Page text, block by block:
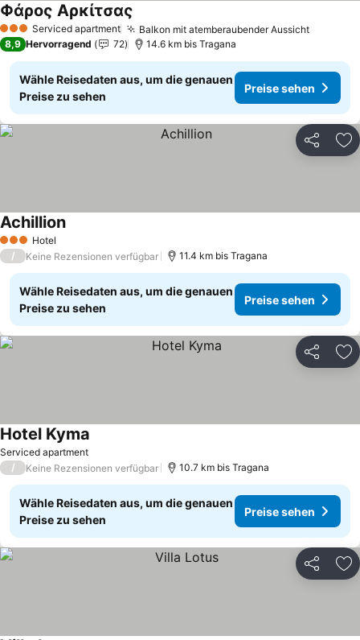
3 SterneServiced apartment Balkon mit atemberaubender Aussicht
Φάρος Αρκίτσας
8,9 Hervorragend 72 14.6 km bis Tragana
Wähle Reisedaten aus, um die genauen
Preise zu sehen
Preise sehen
Teilen
3 SterneHotel
Achillion
/ Keine Rezensionen verfügbar 11.4 km bis Tragana
Wähle Reisedaten aus, um die genauen
Preise zu sehen
Preise sehen
Teilen
Serviced apartment
Hotel Kyma
/ Keine Rezensionen verfügbar 10.7 km bis Tragana
Wähle Reisedaten aus, um die genauen
Preise zu sehen
Preise sehen
Teilen